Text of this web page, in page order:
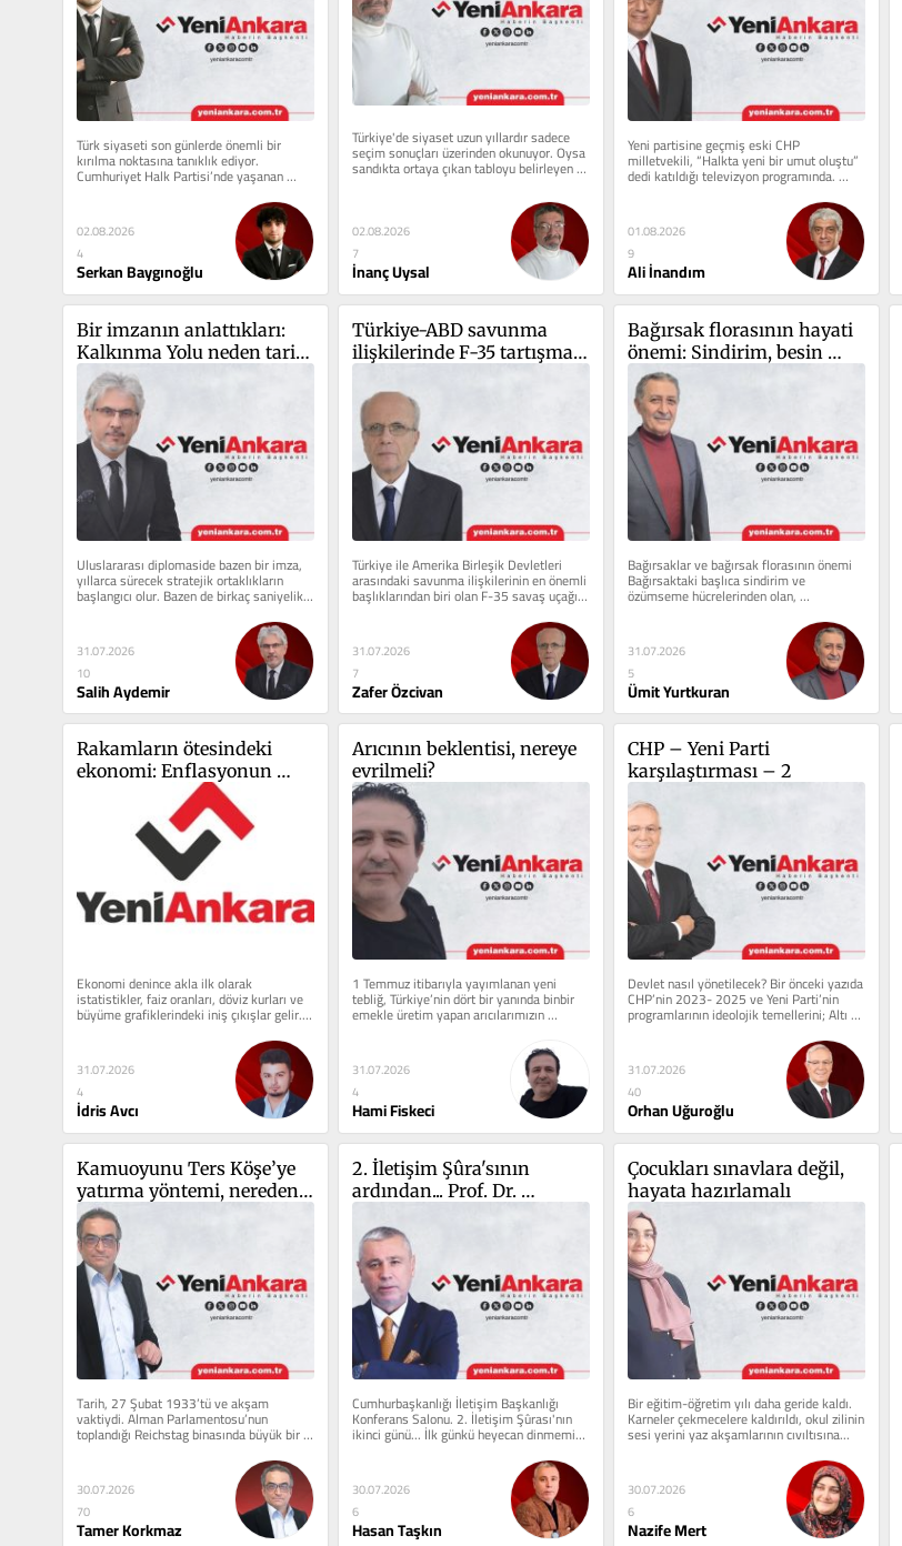
Türk siyaseti son günlerde önemli bir
kırılma noktasına tanıklık ediyor.
Cumhuriyet Halk Partisi’nde yaşanan
liderlik tartışmaları ve...
02.08.2026
4
Serkan Baygınoğlu
Türkiye'de siyaset uzun yıllardır sadece
seçim sonuçları üzerinden okunuyor. Oysa
sandıkta ortaya çıkan tabloyu belirleyen
02.08.2026
7
İnanç Uysal
Yeni partisine geçmiş eski CHP
milletvekili, “Halkta yeni bir umut oluştu”
dedi katıldığı televizyon programında.
Partisinden umudu...
01.08.2026
9
Ali İnandım
Bir imzanın anlattıkları:
Kalkınma Yolu neden tarihi
bir dönüm noktası
Uluslararası diplomaside bazen bir imza,
yıllarca sürecek stratejik ortaklıkların
başlangıcı olur. Bazen de birkaç saniyelik
bir tereddüt,...
31.07.2026
10
Salih Aydemir
Türkiye-ABD savunma
ilişkilerinde F-35 tartışması
Türkiye ile Amerika Birleşik Devletleri
arasındaki savunma ilişkilerinin en önemli
başlıklarından biri olan F-35 savaş uçağı
programı,...
31.07.2026
7
Zafer Özcivan
Bağırsak florasının hayati
önemi: Sindirim, besin
emilimi ve sağlıklı yaşam
Bağırsaklar ve bağırsak florasının önemi
Bağırsaktaki başlıca sindirim ve
özümseme hücrelerinden olan,
31.07.2026
5
Ümit Yurtkuran
Rakamların ötesindeki
ekonomi: Enflasyonun
açtığı derin çatlaklar
Ekonomi denince akla ilk olarak
istatistikler, faiz oranları, döviz kurları ve
büyüme grafiklerindeki iniş çıkışlar gelir.
Ekrana yansıyan...
31.07.2026
4
İdris Avcı
Arıcının beklentisi, nereye
evrilmeli?
1 Temmuz itibarıyla yayımlanan yeni
tebliğ, Türkiye’nin dört bir yanında binbir
emekle üretim yapan arıcılarımızın
gündemine adeta bir...
31.07.2026
4
Hami Fiskeci
CHP – Yeni Parti
karşılaştırması – 2
Devlet nasıl yönetilecek? Bir önceki yazıda
CHP’nin 2023- 2025 ve Yeni Parti’nin
programlarının ideolojik temellerini; Altı
Ok, Atatürk,...
31.07.2026
40
Orhan Uğuroğlu
Kamuoyunu Ters Köşe’ye
yatırma yöntemi, nereden
koşuyor?
Tarih, 27 Şubat 1933’tü ve akşam
vaktiydi. Alman Parlamentosu’nun
toplandığı Reichstag binasında büyük bir
yangın çıktı. Kundaklanan...
30.07.2026
70
Tamer Korkmaz
2. İletişim Şûra'sının
ardından... Prof. Dr.
önüne koyduğu hedef...
Cumhurbaşkanlığı İletişim Başkanlığı
Konferans Salonu. 2. İletişim Şûrası'nın
ikinci günü... İlk günkü heyecan dinmemiş.
30.07.2026
6
Hasan Taşkın
Çocukları sınavlara değil,
hayata hazırlamalı
Bir eğitim-öğretim yılı daha geride kaldı.
Karneler çekmecelere kaldırıldı, okul zilinin
sesi yerini yaz akşamlarının cıvıltısına...
30.07.2026
6
Nazife Mert